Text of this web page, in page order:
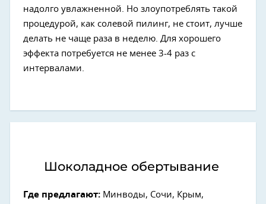
надолго увлажненной. Но злоупотреблять такой
процедурой, как солевой пилинг, не стоит, лучше
делать не чаще раза в неделю. Для хорошего
эффекта потребуется не менее 3-4 раз с
интервалами.
Шоколадное обертывание
Где предлагают: Минводы, Сочи, Крым,